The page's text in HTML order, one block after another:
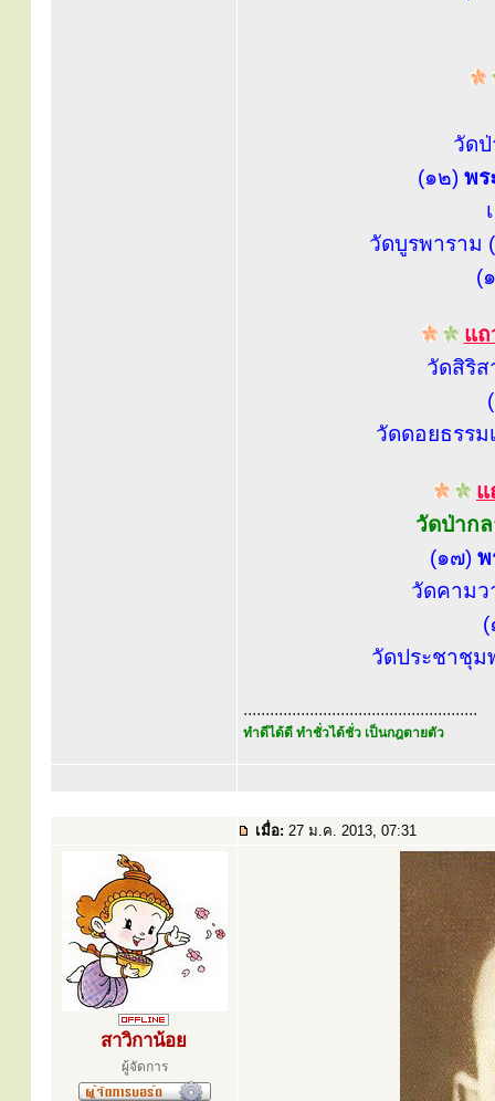
วัดป่
(๑๒) พร
วัดบูรพาราม
(
แ
วัดสิริ
วัดดอยธรร
แ
วัดป่าก
(๑๗) พ
วัดคามว
วัดประชาชุม
.....................................................
ทำดีได้ดี ทำชั่วได้ชั่ว เป็นกฎตายตัว
เมื่อ: 27 ม.ค. 2013, 07:31
สาวิกาน้อย
ผู้จัดการ